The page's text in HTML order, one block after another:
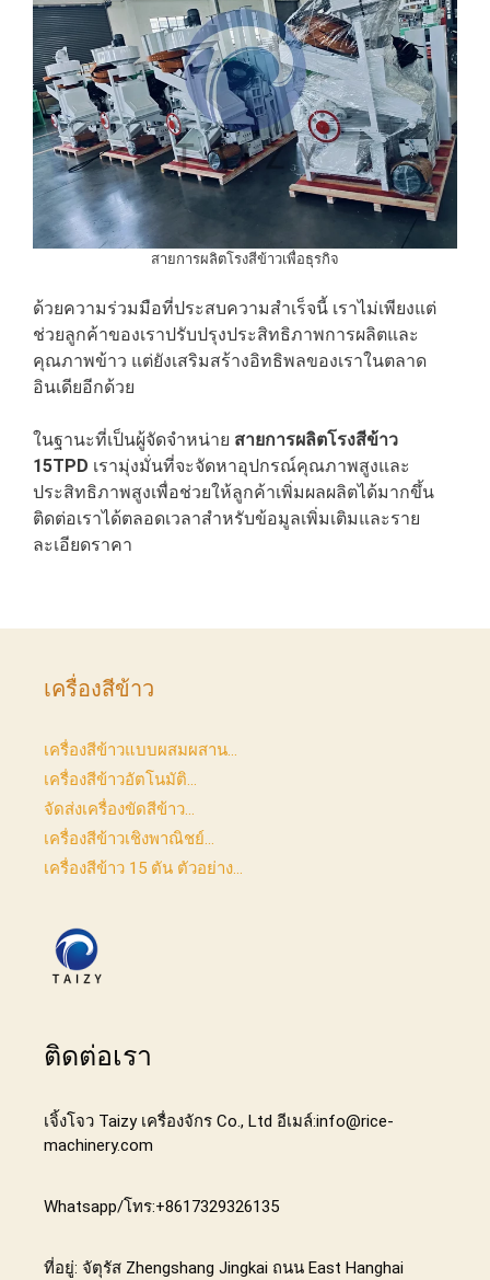
สายการผลิตโรงสีข้าวเพื่อธุรกิจ
ด้วยความร่วมมือที่ประสบความสำเร็จนี้ เราไม่เพียงแต่
ช่วยลูกค้าของเราปรับปรุงประสิทธิภาพการผลิตและ
คุณภาพข้าว แต่ยังเสริมสร้างอิทธิพลของเราในตลาด
อินเดียอีกด้วย
ในฐานะที่เป็นผู้จัดจำหน่าย สายการผลิตโรงสีข้าว
15TPD เรามุ่งมั่นที่จะจัดหาอุปกรณ์คุณภาพสูงและ
ประสิทธิภาพสูงเพื่อช่วยให้ลูกค้าเพิ่มผลผลิตได้มากขึ้น
ติดต่อเราได้ตลอดเวลาสำหรับข้อมูลเพิ่มเติมและราย
ละเอียดราคา
เครื่องสีข้าว
เครื่องสีข้าวแบบผสมผสาน...
เครื่องสีข้าวอัตโนมัติ...
จัดส่งเครื่องขัดสีข้าว...
เครื่องสีข้าวเชิงพาณิชย์...
เครื่องสีข้าว 15 ตัน ตัวอย่าง...
ติดต่อเรา
เจิ้งโจว Taizy เครื่องจักร Co., Ltd อีเมล์:info@rice-
machinery.com
Whatsapp/โทร:+8617329326135
ที่อยู่: จัตุรัส Zhengshang Jingkai ถนน East Hanghai